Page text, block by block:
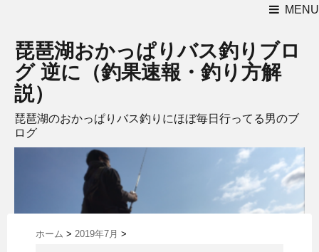
MENU
琵琶湖おかっぱりバス釣りブロ
グ 逆に（釣果速報・釣り方解
説）
琵琶湖のおかっぱりバス釣りにほぼ毎日行ってる男のブ
ログ
ホーム > 2019年7月 >